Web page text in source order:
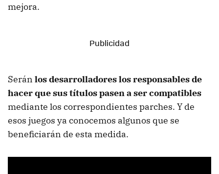
mejora.
Serán los desarrolladores los responsables de
hacer que sus títulos pasen a ser compatibles
mediante los correspondientes parches. Y de
esos juegos ya conocemos algunos que se
beneficiarán de esta medida.